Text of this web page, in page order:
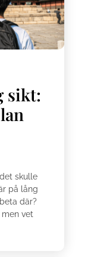
sikt:
skulle
på lång
där?
vet